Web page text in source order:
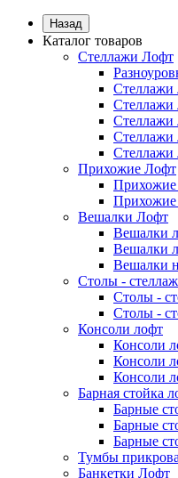
Назад
Каталог товаров
Стеллажи Лофт
Прихожие Лофт
Вешалки Лофт
Вешалки
Вешалки
Вешалки
Столы -
Столы -
Столы -
Консоли лофт
Консоли
Консоли
Консоли
Барная стойка
Барные
Барные
Барные
Тумбы
Банкетки Лофт